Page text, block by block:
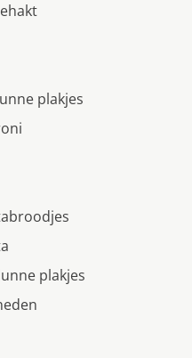
plakjes
plakjes